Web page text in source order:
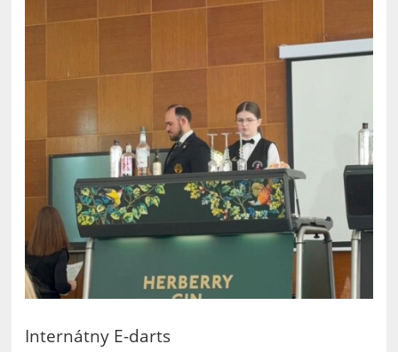
Internátny E-darts